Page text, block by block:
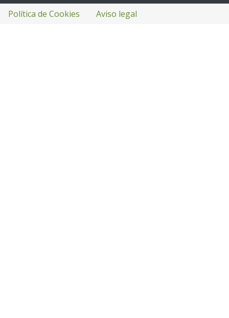
Política de Cookies Aviso legal